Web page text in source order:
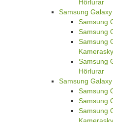
Hörlurar
Samsung
Samsung
Samsung
Samsung
Samsung
Hörlurar
Samsung
Samsung
Samsung
Samsung